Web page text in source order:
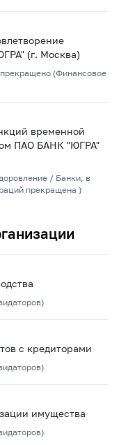
(г. Москва)
(Финансовое
временной
ПАО БАНК "ЮГРА"
/ Банки, в
прекращена )
с кредиторами
имущества